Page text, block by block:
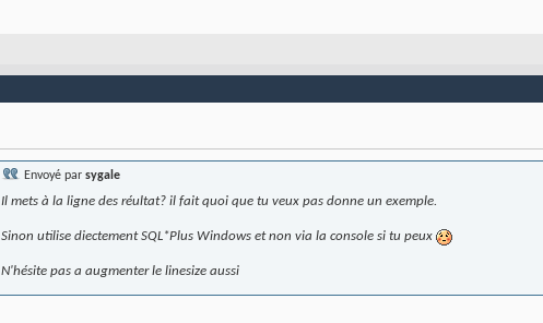
Envoyé par sygale
Il mets à la ligne des réultat? il fait quoi que tu veux pas donne un exemple.
Sinon utilise diectement SQL*Plus Windows et non via la console si tu peux
N'hésite pas a augmenter le linesize aussi